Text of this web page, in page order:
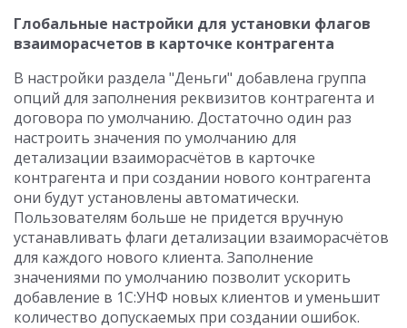
Глобальные настройки для установки флагов
взаиморасчетов в карточке контрагента
В настройки раздела "Деньги" добавлена группа
опций для заполнения реквизитов контрагента и
договора по умолчанию. Достаточно один раз
настроить значения по умолчанию для
детализации взаиморасчётов в карточке
контрагента и при создании нового контрагента
они будут установлены автоматически.
Пользователям больше не придется вручную
устанавливать флаги детализации взаиморасчётов
для каждого нового клиента. Заполнение
значениями по умолчанию позволит ускорить
добавление в 1С:УНФ новых клиентов и уменьшит
количество допускаемых при создании ошибок.